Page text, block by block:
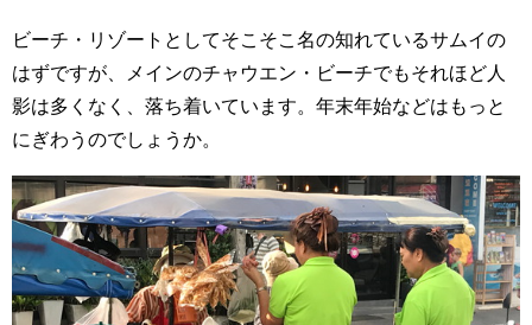
ビーチ・リゾートとしてそこそこ名の知れているサムイの
はずですが、メインのチャウエン・ビーチでもそれほど人
影は多くなく、落ち着いています。年末年始などはもっと
にぎわうのでしょうか。